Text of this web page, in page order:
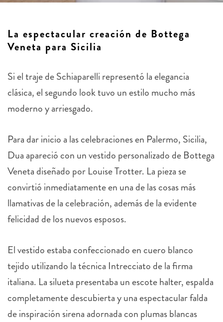
La espectacular creación de Bottega
Veneta para Sicilia
Si el traje de Schiaparelli representó la elegancia
clásica, el segundo look tuvo un estilo mucho más
moderno y arriesgado.
Para dar inicio a las celebraciones en Palermo, Sicilia,
Dua apareció con un vestido personalizado de Bottega
Veneta diseñado por Louise Trotter. La pieza se
convirtió inmediatamente en una de las cosas más
llamativas de la celebración, además de la evidente
felicidad de los nuevos esposos.
El vestido estaba confeccionado en cuero blanco
tejido utilizando la técnica Intrecciato de la firma
italiana. La silueta presentaba un escote halter, espalda
completamente descubierta y una espectacular falda
de inspiración sirena adornada con plumas blancas